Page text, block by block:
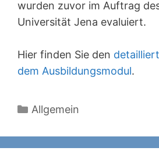
wurden zuvor im Auftrag
Universität Jena evaluiert.
Hier finden Sie den
dem Ausbildungsmodul.
Kategorien
Allgemein